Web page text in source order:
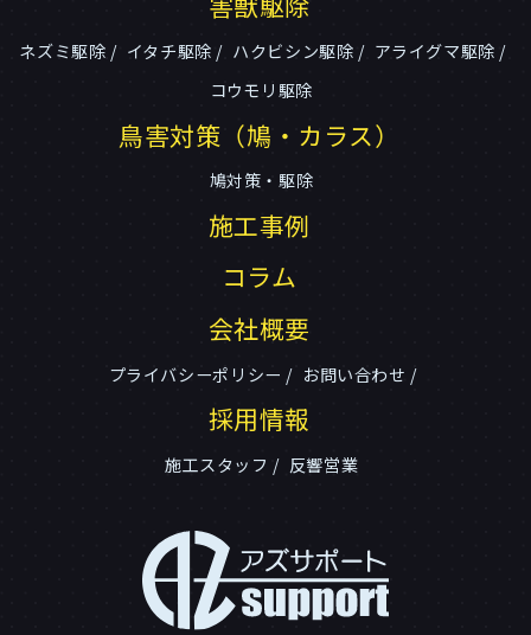
ネズミ駆除 イタチ駆除 ハクビシン駆除
アライグマ駆除
コウモリ駆除
鳥害対策（鳩・カラス）
鳩対策・駆除
施工事例
コラム
会社概要
プライバシーポリシー お問い合わせ
採用情報
施工スタッフ 反響営業